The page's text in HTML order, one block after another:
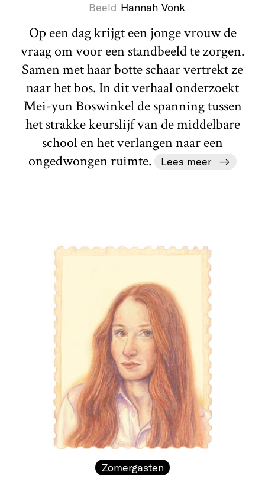
Beeld Hannah Vonk
Op een dag krijgt een jonge vrouw de
vraag om voor een standbeeld te zorgen.
Samen met haar botte schaar vertrekt ze
naar het bos. In dit verhaal onderzoekt
Mei-yun Boswinkel de spanning tussen
het strakke keurslijf van de middelbare
school en het verlangen naar een
ongedwongen ruimte.
Lees meer
Zomergasten